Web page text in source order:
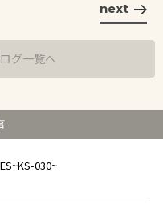
next
グ一覧へ
030~